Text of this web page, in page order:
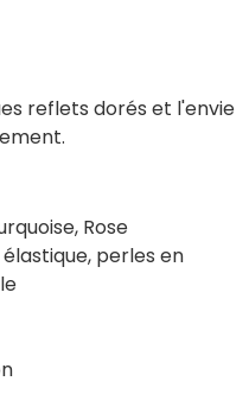
reflets dorés et l'envie
Rose
perles en